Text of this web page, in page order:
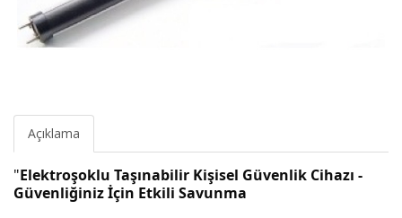
Açıklama
"Elektroşoklu Taşınabilir Kişisel Güvenlik Cihazı -
Güvenliğiniz İçin Etkili Savunma